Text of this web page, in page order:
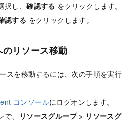
択し、確認する をクリックします。
認する をクリックします。
のリソース移動
スを移動するには、次の手順を実行
コンソールにログオンします。
、
リソースグループ> リソースグ